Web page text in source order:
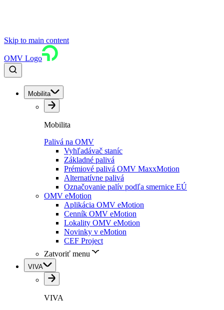
Skip to main content
OMV Logo
Mobilita
Mobilita
Palivá na OMV
Vyhľadávač staníc
Základné palivá
Prémiové palivá OMV MaxxMotion
Alternatívne palivá
Označovanie palív podľa smernice EÚ
OMV eMotion
Aplikácia OMV eMotion
Cenník OMV eMotion
Lokality OMV eMotion
Novinky v eMotion
CEF Project
Zatvoriť menu
VIVA
VIVA